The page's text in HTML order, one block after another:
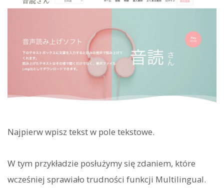
Najpierw wpisz tekst w pole tekstowe.
W tym przykładzie posłużymy się zdaniem, które
wcześniej sprawiało trudności funkcji Multilingual.